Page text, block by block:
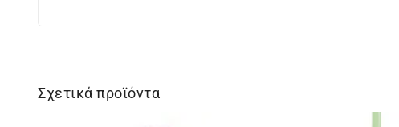
Σχετικά προϊόντα